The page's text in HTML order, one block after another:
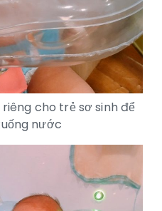
cho trẻ sơ sinh để
nước